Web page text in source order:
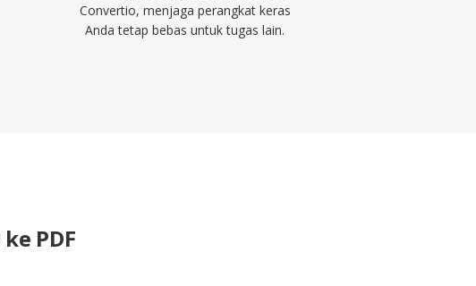
Convertio, menjaga perangkat keras
Anda tetap bebas untuk tugas lain.
PDF